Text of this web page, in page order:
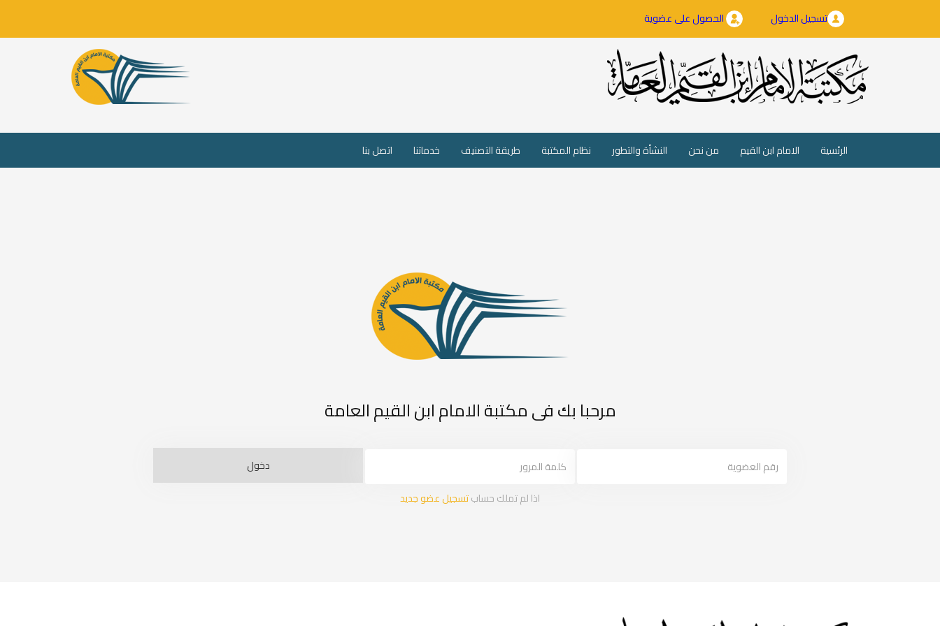
تسجيل الدخول الحصول على عضوية
الرئسية
(current) الامام ابن القيم من نحن النشأة والتطور نظام المكتبة طريقة التصنيف خدماتنا اتصل بنا
مرحبا بك فى مكتبة الامام ابن القيم العامة
اذا لم تملك حسابتسجيل عضو جديد